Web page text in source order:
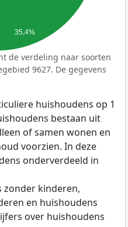
35,4%
de verdeling naar soorten
9627. De gegevens
huishoudens op 1
bestaan uit
of samen wonen en
voorzien. In deze
onderverdeeld in
zonder kinderen,
en huishoudens
over huishoudens